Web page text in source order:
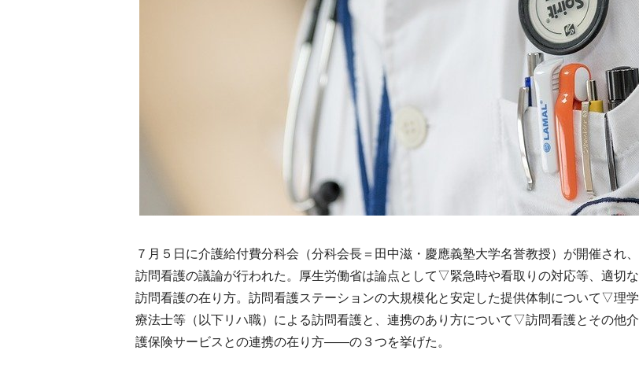
７月５日に介護給付費分科会（分科会長＝田中滋・慶應義塾大学名誉教授）が開催され、
訪問看護の議論が行われた。厚生労働省は論点として▽緊急時や看取りの対応等、適切な
訪問看護の在り方。訪問看護ステーションの大規模化と安定した提供体制について▽理学
療法士等（以下リハ職）による訪問看護と、連携のあり方について▽訪問看護とその他介
護保険サービスとの連携の在り方――の３つを挙げた。